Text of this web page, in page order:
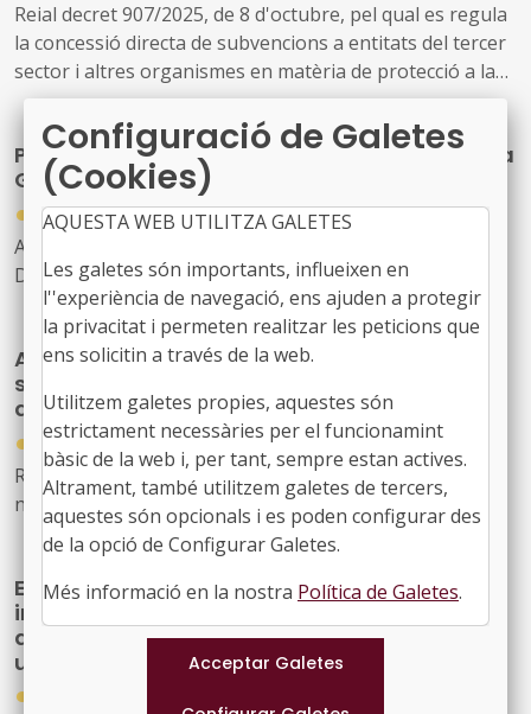
Reial decret 907/2025, de 8 d'octubre, pel qual es regula
la concessió directa de subvencions a entitats del tercer
sector i altres organismes en matèria de protecció a la
infància i l'adolescència i la promoció de la participació
de la joventut
Pla d'actuació de polítiques de joventut de la
Generalitat de Catalunya: Horitzó 2026
●
04/09/2025
Acord GOV/214/2025, de 2 de setembre, publicat al
DOGC núm. 9493, de 04/09/2025
Aprovació de la capacitat ordinària del
sistema de protecció i tutela de menors
d’edat estrangers no acompanyats
●
02/09/2025
Reial decret 743/2025, de 26 d’agost, publicat al BOE
núm. 206, de 27/08/2025
El president de l’FMC posa en valor les
iniciatives del món local i la implementació
de polítiques d’habitatge amb una lógica
urbana integral
●
Configuració de Galetes
(Cookies)
AQUESTA WEB UTILITZA GALETES
Les galetes són importants, influeixen en
l''experiència de navegació, ens ajuden a protegir
la privacitat i permeten realitzar les peticions que
ens solicitin a través de la web.
Utilitzem galetes propies, aquestes són
estrictament necessàries per el funcionamint
bàsic de la web i, per tant, sempre estan actives.
Altrament, també utilitzem galetes de tercers,
aquestes són opcionals i es poden configurar des
de la opció de Configurar Galetes.
Més informació en la nostra Política de Galetes.